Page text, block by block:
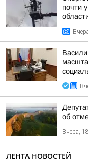
почти
об
Вчера,
ЛЕНТА НОВОСТЕЙ